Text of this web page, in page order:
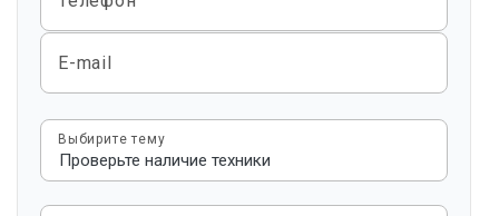
E-mail
Выбирите тему